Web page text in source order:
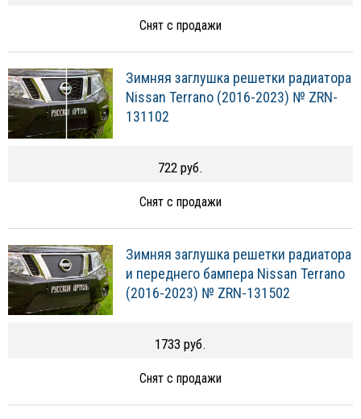
Снят с продажи
Зимняя заглушка решетки радиатора
Nissan Terrano (2016-2023) № ZRN-
131102
722 руб.
Снят с продажи
Зимняя заглушка решетки радиатора
и переднего бампера Nissan Terrano
(2016-2023) № ZRN-131502
1733 руб.
Снят с продажи